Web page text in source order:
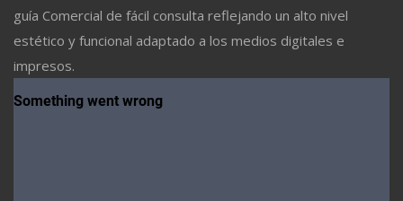
guía Comercial de fácil consulta reflejando un alto nivel
estético y funcional adaptado a los medios digitales e
impresos.